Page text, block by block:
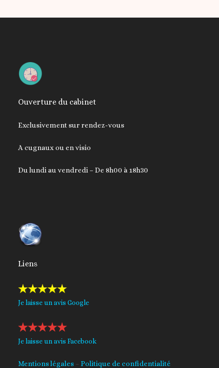
Ouverture du cabinet
Exclusivement sur rendez-vous
A cugnaux ou en visio
Du lundi au vendredi – De 8h00 à 18h30
Liens
Je laisse un avis Google
Je laisse un avis Facebook
Mentions légales –Politique de confidentialité